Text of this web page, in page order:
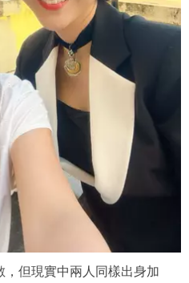
但現實中兩人同樣出身加